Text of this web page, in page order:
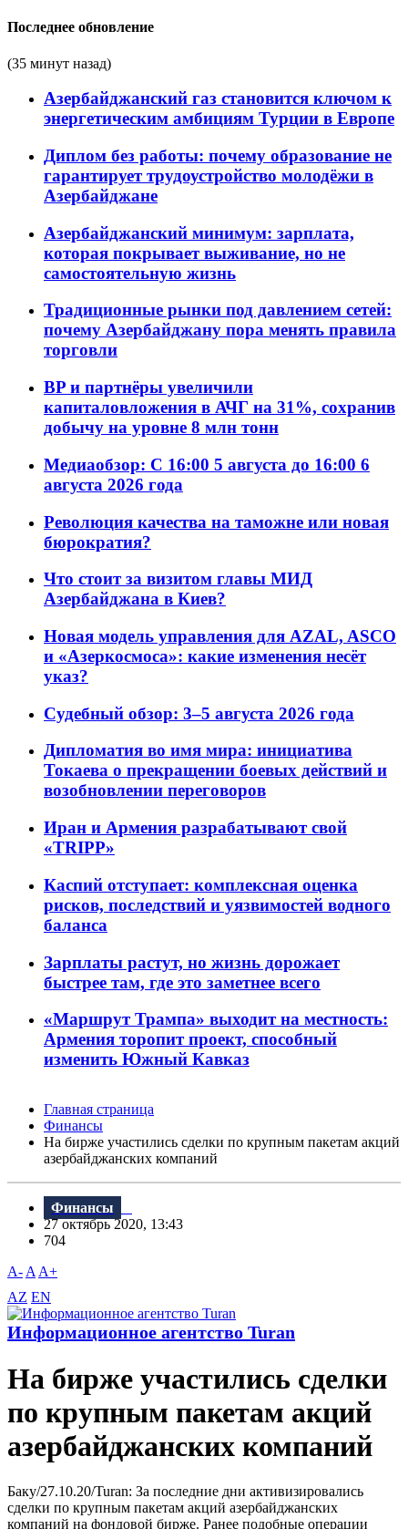
Последнее обновление
(35 минут назад)
Азербайджанский газ становится ключом к
энергетическим амбициям Турции в Европе
Диплом без работы: почему образование не
гарантирует трудоустройство молодёжи в
Азербайджане
Азербайджанский минимум: зарплата,
которая покрывает выживание, но не
самостоятельную жизнь
Традиционные рынки под давлением сетей:
почему Азербайджану пора менять правила
торговли
BP и партнёры увеличили
капиталовложения в АЧГ на 31%, сохранив
добычу на уровне 8 млн тонн
Медиаобзор: С 16:00 5 августа до 16:00 6
августа 2026 года
Революция качества на таможне или новая
бюрократия?
Что стоит за визитом главы МИД
Азербайджана в Киев?
Новая модель управления для AZAL, ASCO
и «Азеркосмоса»: какие изменения несёт
указ?
Судебный обзор: 3–5 августа 2026 года
Дипломатия во имя мира: инициатива
Токаева о прекращении боевых действий и
возобновлении переговоров
Иран и Армения разрабатывают свой
«TRIPP»
Каспий отступает: комплексная оценка
рисков, последствий и уязвимостей водного
баланса
Зарплаты растут, но жизнь дорожает
быстрее там, где это заметнее всего
«Маршрут Трампа» выходит на местность:
Армения торопит проект, способный
изменить Южный Кавказ
Главная страница
Финансы
На бирже участились сделки по крупным пакетам акций
азербайджанских компаний
Финансы
27 октябрь 2020, 13:43
704
A- A A+
AZ EN
Информационное агентство Turan
На бирже участились сделки
по крупным пакетам акций
азербайджанских компаний
Баку/27.10.20/Turan: За последние дни активизировались
сделки по крупным пакетам акций азербайджанских
компаний на фондовой бирже. Ранее подобные операции